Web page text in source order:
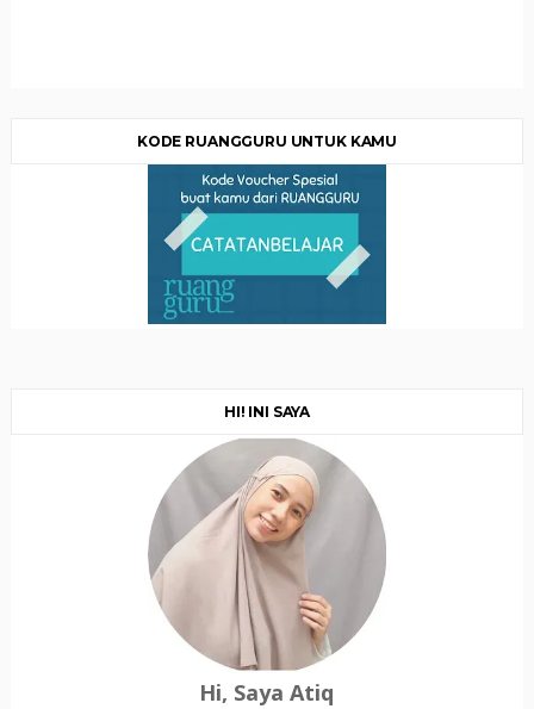
KODE RUANGGURU UNTUK KAMU
HI! INI SAYA
Hi, Saya Atiq